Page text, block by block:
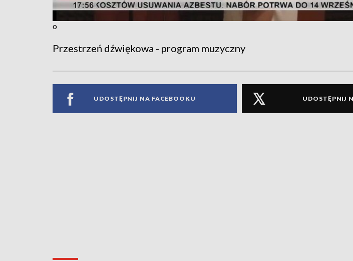
o
Przestrzeń dźwiękowa - program muzyczny
UDOSTĘPNIJ NA FACEBOOKU UDOSTĘPNIJ